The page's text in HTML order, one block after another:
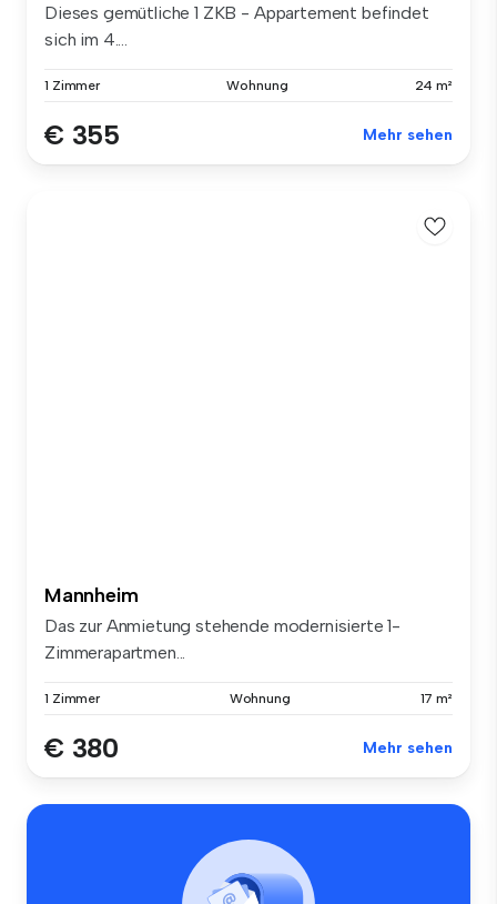
Dieses gemütliche 1 ZKB - Appartement befindet
sich im 4....
1 Zimmer Wohnung 24 m²
€ 355 Mehr sehen
Mannheim
Das zur Anmietung stehende modernisierte 1-
Zimmerapartmen...
1 Zimmer Wohnung 17 m²
€ 380 Mehr sehen